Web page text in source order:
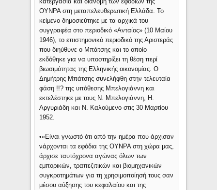
ΟΥΝΡΑ στη μεταπελευθερωτική Ελλάδα. Το
κείμενο δημοσιεύτηκε με τα αρχικά του
συγγραφέα στο περιοδικό «Ανταίος» (10 Μαίου
1946), το επιστημονικό περιοδικό της Αριστεράς
που διηύθυνε ο Μπάτσης και το οποίο
εκδόθηκε για να υποστηρίξει τη θέση περί
βιωσιμότητας της Ελληνικής οικονομίας. Ο
Δημήτρης Μπάτσης συνελήφθη στην τελευταία
φάση !!? της υπόθεσης Μπελογιάννη και
εκτελέστηκε με τους Ν. Μπελογιάννη, Η.
Αργυριάδη και Ν. Καλούμενο στις 30 Μαρτίου
1952.
•«Είναι γνωστό ότι από την ημέρα που άρχισαν
νάρχονται τα εφόδια της ΟΥΝΡΑ στη χώρα μας,
άρχισε ταυτόχρονα αγώνας όλων των
εμπορικών, τραπεζιτικών και βιομηχανικών
συγκροτημάτων για τη χρησιμοποίησή τους σαν
μέσου αύξησης του κεφαλαίου και της